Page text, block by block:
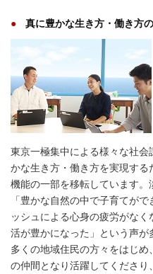
真に豊かな生き方・働き方
東京一極集中による様々な社
かな生き方・働き方を実現す
機能の一部を移転しています。
「豊かな自然の中で子育てが
ッシュによる心身の疲労がな
活が豊かになった」という声が
多くの地域住民の方々をはじ
の仲間となり活躍してくださ